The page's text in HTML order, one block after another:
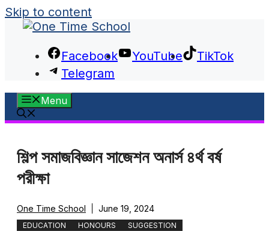
Skip to content
Facebook YouTube
TikTok
Telegram
Menu
শিল্প সমাজবিজ্ঞান সাজেশন অনার্স ৪র্থ বর্ষ
পরীক্ষা
One Time School June 19, 2024
EDUCATION HONOURS SUGGESTION